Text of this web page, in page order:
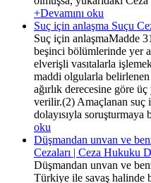
+Devamını oku
Suç için anlaşma Suçu
Suç için anlaşmaMadde
beşinci bölümlerinde yer
elverişli vasıtalarla
maddi olgularla belirlenen
ağırlık derecesine göre
verilir.(2) Amaçlanan suç
dolayısıyla soruşturmaya
oku
Düşmandan unvan ve
Cezaları | Ceza Hukuku
Düşmandan unvan ve
Türkiye ile savaş halinde